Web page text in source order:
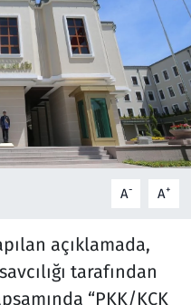
A- A+
açıklamada,
tarafından
“PKK/KCK